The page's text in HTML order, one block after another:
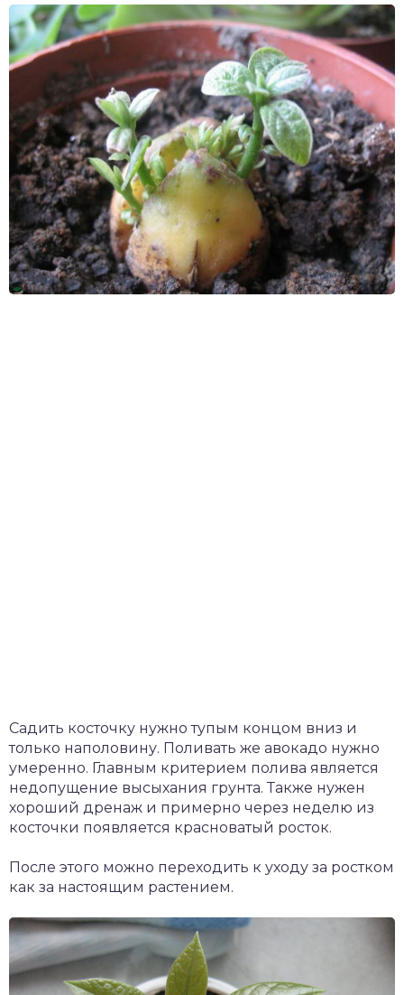
Садить косточку нужно тупым концом вниз и
только наполовину. Поливать же авокадо нужно
умеренно. Главным критерием полива является
недопущение высыхания грунта. Также нужен
хороший дренаж и примерно через неделю из
косточки появляется красноватый росток.
После этого можно переходить к уходу за ростком
как за настоящим растением.